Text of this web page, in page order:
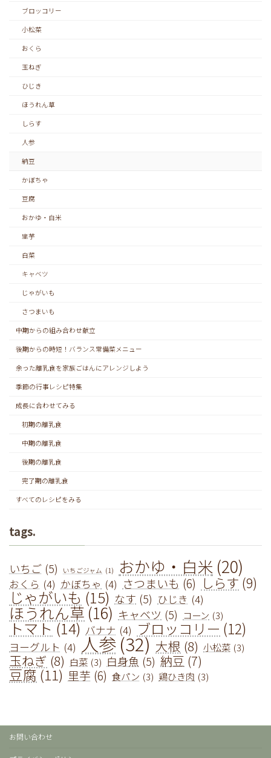
ブロッコリー
小松菜
おくら
玉ねぎ
ひじき
ほうれん草
しらす
人参
納豆
かぼちゃ
豆腐
おかゆ・白米
里芋
白菜
キャベツ
じゃがいも
さつまいも
中期からの組み合わせ献立
後期からの時短！バランス常備菜メニュー
余った離乳食を家族ごはんにアレンジしよう
季節の行事レシピ特集
成長に合わせてみる
初期の離乳食
中期の離乳食
後期の離乳食
完了期の離乳食
すべてのレシピをみる
tags.
いちご (5) いちごジャム (1) おかゆ・白米 (20)
おくら (4) かぼちゃ (4) さつまいも (6) しらす(9)
じゃがいも (15) なす (5) ひじき (4)
ほうれん草(16) キャベツ (5) コーン (3)
トマト (14) バナナ (4) ブロッコリー (12)
ヨーグルト (4) 人参(32) 大根 (8) 小松菜 (3)
玉ねぎ (8) 白菜 (3) 白身魚 (5) 納豆 (7)
豆腐(11) 里芋 (6) 食パン (3) 鶏ひき肉 (3)
お問い合わせ